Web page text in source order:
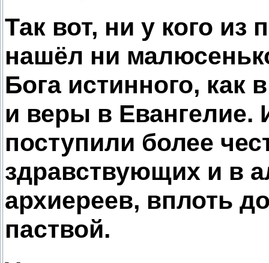
Так вот, ни у кого
нашёл ни
Бога истинного, как
и веры в Евангелие.
поступили более
здравствующих и в
архиереев, вплоть
паствой.